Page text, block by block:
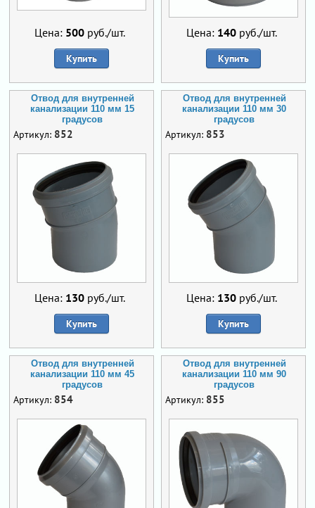
Цена: 500 руб./шт.
Купить
Цена: 140 руб./шт.
Купить
Отвод для внутренней
канализации 110 мм 15
градусов
Артикул: 852
Цена: 130 руб./шт.
Купить
Отвод для внутренней
канализации 110 мм 30
градусов
Артикул: 853
Цена: 130 руб./шт.
Купить
Отвод для внутренней
канализации 110 мм 45
градусов
Артикул: 854
Отвод для внутренней
канализации 110 мм 90
градусов
Артикул: 855